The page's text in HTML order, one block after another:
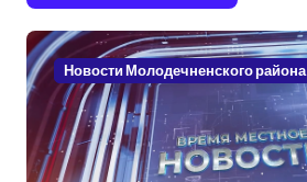
Новости Молодечненского района